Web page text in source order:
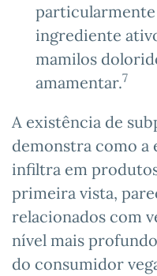
ingrediente
mamilos
amamentar.7
A existência de
demonstra como a
infiltra em
primeira vista,
relacionados com
nível mais
do consumidor